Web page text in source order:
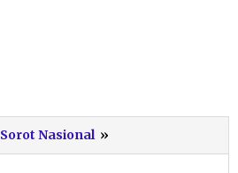
Sorot Nasional »
Ribuan